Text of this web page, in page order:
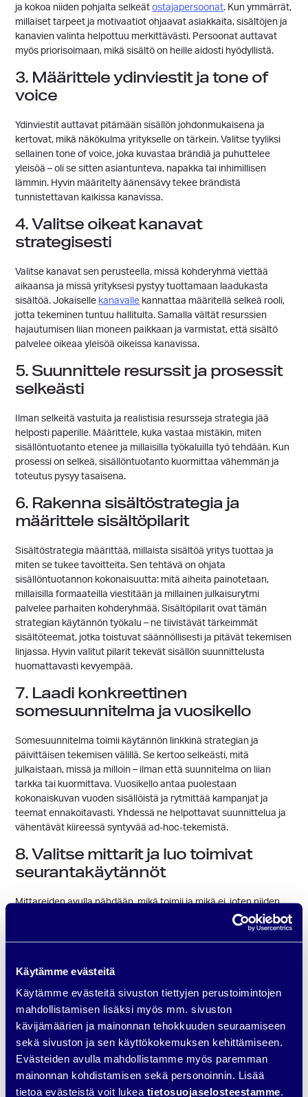
Käytämme evästeitä
Käytämme evästeitä sivuston tiettyjen perustoimintojen
mahdollistamisen lisäksi myös mm. sivuston
kävijämäärien ja mainonnan tehokkuuden seuraamiseen
sekä sivuston ja sen käyttökokemuksen kehittämiseen.
Evästeiden avulla mahdollistamme myös paremman
mainonnan kohdistamisen sekä personoinnin. Lisää
tietoa evästeistä voit lukea tietosuojaselosteestamme.
ja kokoa niiden pohjalta selkeätostajapersoonat. Kun ymmärrät,
millaiset tarpeet ja motivaatiot ohjaavat asiakkaita, sisältöjen ja
kanavien valinta helpottuu merkittävästi. Persoonat auttavat
myös priorisoimaan, mikä sisältö on heille aidosti hyödyllistä.
3. Määrittele ydinviestit ja tone of
voice
Ydinviestit auttavat pitämään sisällön johdonmukaisena ja
kertovat, mikä näkökulma yritykselle on tärkein. Valitse tyyliksi
sellainen tone of voice, joka kuvastaa brändiä ja puhuttelee
yleisöä – oli se sitten asiantunteva, napakka tai inhimillisen
lämmin. Hyvin määritelty äänensävy tekee brändistä
tunnistettavan kaikissa kanavissa.
4. Valitse oikeat kanavat
strategisesti
Valitse kanavat sen perusteella, missä kohderyhmä viettää
aikaansa ja missä yrityksesi pystyy tuottamaan laadukasta
sisältöä. Jokaiselle kanavalle kannattaa määritellä selkeä rooli,
jotta tekeminen tuntuu hallitulta. Samalla vältät resurssien
hajautumisen liian moneen paikkaan ja varmistat, että sisältö
palvelee oikeaa yleisöä oikeissa kanavissa.
5. Suunnittele resurssit ja prosessit
selkeästi
Ilman selkeitä vastuita ja realistisia resursseja strategia jää
helposti paperille. Määrittele, kuka vastaa mistäkin, miten
sisällöntuotanto etenee ja millaisilla työkaluilla työ tehdään. Kun
prosessi on selkeä, sisällöntuotanto kuormittaa vähemmän ja
toteutus pysyy tasaisena.
6. Rakenna sisältöstrategia ja
määrittele sisältöpilarit
Sisältöstrategia määrittää, millaista sisältöä yritys tuottaa ja
miten se tukee tavoitteita. Sen tehtävä on ohjata
sisällöntuotannon kokonaisuutta: mitä aiheita painotetaan,
millaisilla formaateilla viestitään ja millainen julkaisurytmi
palvelee parhaiten kohderyhmää. Sisältöpilarit ovat tämän
strategian käytännön työkalu – ne tiivistävät tärkeimmät
sisältöteemat, jotka toistuvat säännöllisesti ja pitävät tekemisen
linjassa. Hyvin valitut pilarit tekevät sisällön suunnittelusta
huomattavasti kevyempää.
7. Laadi konkreettinen
somesuunnitelma ja vuosikello
Somesuunnitelma toimii käytännön linkkinä strategian ja
päivittäisen tekemisen välillä. Se kertoo selkeästi, mitä
julkaistaan, missä ja milloin – ilman että suunnitelma on liian
tarkka tai kuormittava. Vuosikello antaa puolestaan
kokonaiskuvan vuoden sisällöistä ja rytmittää kampanjat ja
teemat ennakoitavasti. Yhdessä ne helpottavat suunnittelua ja
vähentävät kiireessä syntyvää ad-hoc‑tekemistä.
8. Valitse mittarit ja luo toimivat
seurantakäytännöt
Mittareiden avulla nähdään, mikä toimii ja mikä ei, joten niiden
valinta on keskeinen osa strategiaa. Erottele pinnalliset mittarit
– kuten tavoittavuus tai seuraajamäärät – vaikuttavammista
tunnusluvuista, kuten sitoutuminen, liidit tai konversiot.
tekemistä vaiheittain, jolloin some kasvaa tavoitteiden mukana.
Strategian yhteenveto ja siirtymä
käytäntöön
Näiden vaiheiden avulla some ei ole enää reaktiivista tai
sattumanvaraista, vaan tavoitteellista ja yrityksen kasvua
tukevaa tekemistä.